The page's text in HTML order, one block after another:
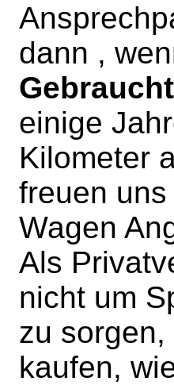
dann ,
einige
Kilometer
freuen
Wagen
Als
nicht um
zu
kaufen,